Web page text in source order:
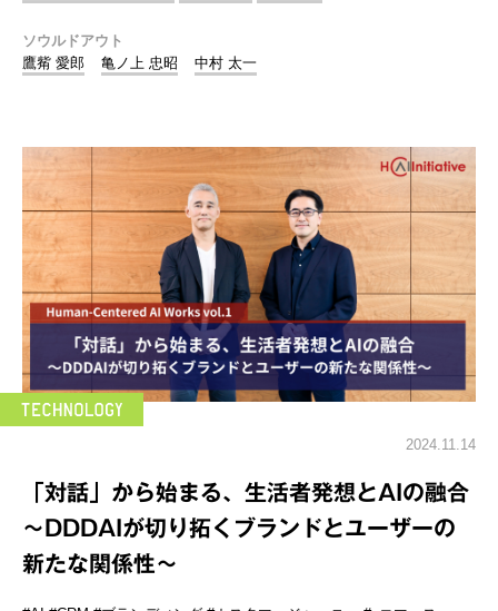
ソウルドアウト
鷹觜 愛郎
亀ノ上 忠昭 中村 太一
2024.11.14
「対話」から始まる、生活者発想とAIの融合
～DDDAIが切り拓くブランドとユーザーの
新たな関係性～